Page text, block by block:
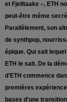
et Fjelltaake –, ETH
peut-être même
Parallèlement, son
de synthpop,
épique. Qui sait
ETH le sait. De la
d'ETH commence
premières
bases d'une